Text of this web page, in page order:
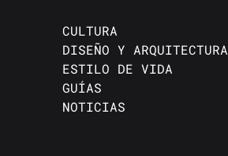
CULTURA
DISEÑO Y ARQUITECTURA
ESTILO DE VIDA
GUÍAS
NOTICIAS